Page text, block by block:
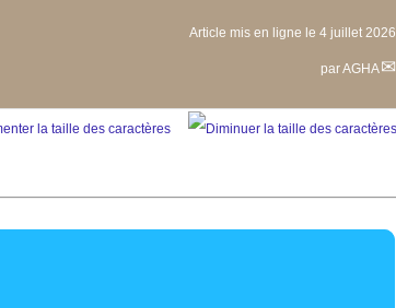
Article mis en ligne le4 juillet 2026
parAGHA